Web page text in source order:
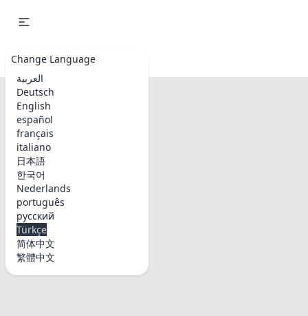
Change Language
العربية
Deutsch
English
español
français
italiano
日本語
한국어
Nederlands
português
русский
Türkçe
简体中文
繁體中文
Emoji & Symbols